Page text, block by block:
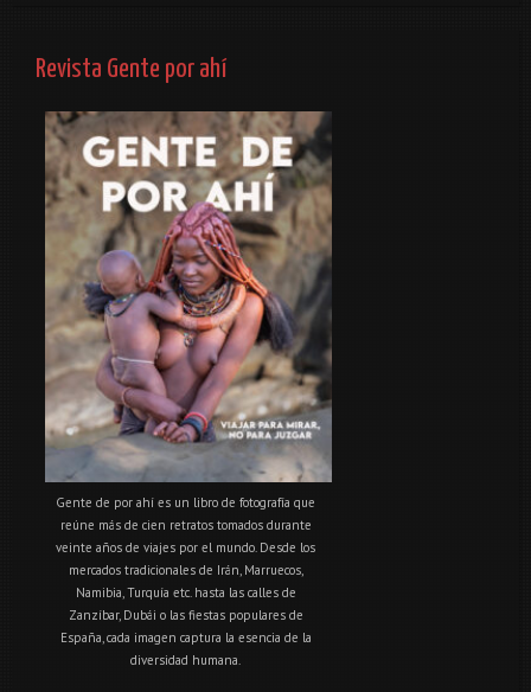
Revista Gente por ahí
Gente de por ahí es un libro de fotografía que
reúne más de cien retratos tomados durante
veinte años de viajes por el mundo. Desde los
mercados tradicionales de Irán, Marruecos,
Namibia, Turquía etc. hasta las calles de
Zanzíbar, Dubái o las fiestas populares de
España, cada imagen captura la esencia de la
diversidad humana.